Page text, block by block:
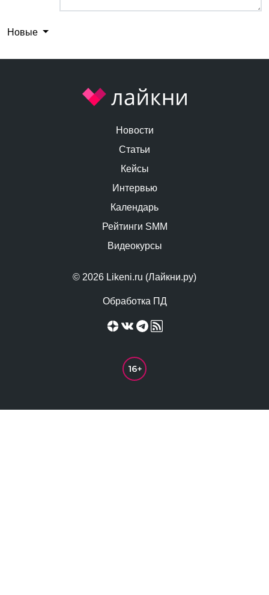
Новые
© 2026 Likeni.ru (Лайкни.ру)
Обработка ПД
Новости
Статьи
Кейсы
Интервью
Календарь
Рейтинги SMM
Видеокурсы